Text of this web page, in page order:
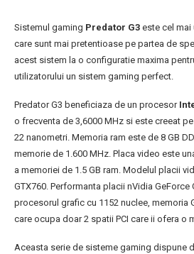
Sistemul gaming Predator G3 este cel mai
care sunt mai pretentioase pe partea de
acest sistem la o configuratie maxima
utilizatorului un sistem gaming perfect.
Predator G3 beneficiaza de un procesor
o frecventa de 3,6000 MHz si este creeat
22 nanometri. Memoria ram este de 8 GB
memorie de 1.600 MHz. Placa video este
a memoriei de 1.5 GB ram. Modelul placii
GTX760. Performanta placii nVidia GeForce
procesorul grafic cu 1152 nuclee, memoria
care ocupa doar 2 spatii PCI care ii ofera o
Aceasta serie de sisteme gaming dispune